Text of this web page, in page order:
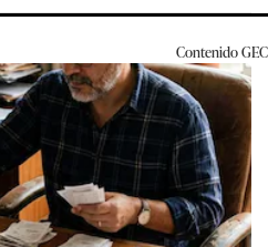
ContenidoGEC